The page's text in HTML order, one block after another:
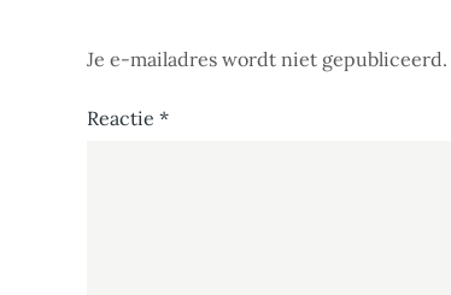
Je e-mailadres wordt niet gepubliceerd.
Reactie *